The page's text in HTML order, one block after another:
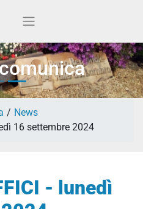
News
16 settembre 2024
- lunedì